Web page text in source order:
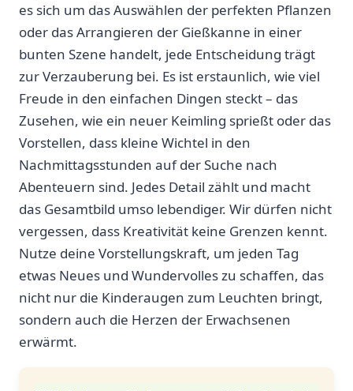
es‍ sich ‌um‍ das Auswählen⁤ der ​perfekten Pflanzen
⁣oder ​das Arrangieren der Gießkanne in einer ​
bunten Szene handelt, jede Entscheidung trägt
zur Verzauberung bei. ⁤Es ist‍ erstaunlich, ⁢wie viel
Freude in den ⁤einfachen Dingen steckt – das
Zusehen, wie ein neuer ​Keimling sprießt oder ‌das
Vorstellen, ⁣dass ⁤kleine ‌Wichtel in⁣ den
Nachmittagsstunden auf der⁣ Suche nach
Abenteuern ‍sind. Jedes Detail zählt und‍ macht
das Gesamtbild umso ⁣lebendiger. Wir dürfen nicht
vergessen,⁣ dass ​Kreativität⁤ keine⁤ Grenzen kennt.
Nutze deine Vorstellungskraft, um jeden Tag
etwas‌ Neues und Wundervolles zu schaffen, das
nicht nur die Kinderaugen zum ⁣Leuchten bringt,
‍sondern auch ⁤die Herzen der⁣ Erwachsenen
erwärmt.